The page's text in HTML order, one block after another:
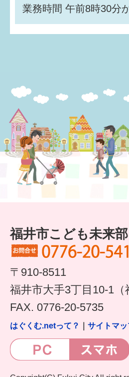
業務時間 午前8時30分
福井市こども未来
〒910-8511
福井市大手3丁目10-1
FAX. 0776-20-5735
はぐくむ.netって？ サイトマッ